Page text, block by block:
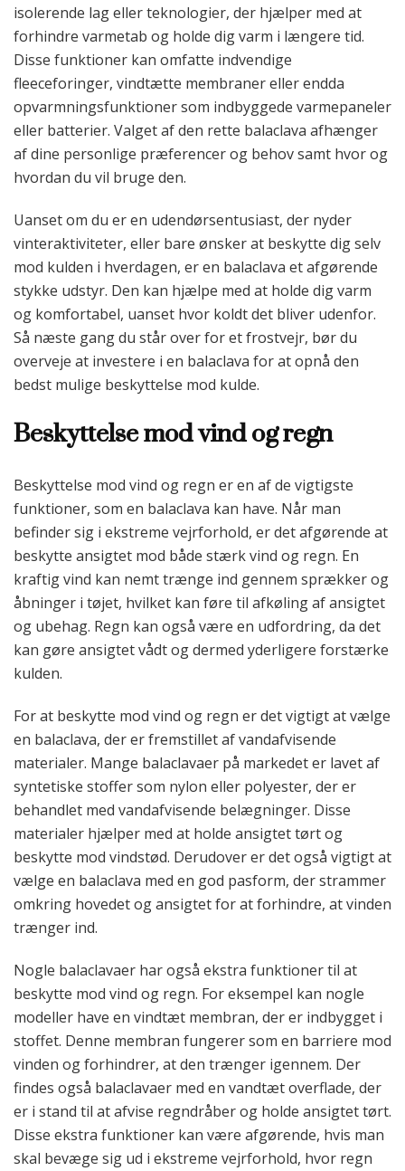
isolerende lag eller teknologier, der hjælper med at
forhindre varmetab og holde dig varm i længere tid.
Disse funktioner kan omfatte indvendige
fleeceforinger, vindtætte membraner eller endda
opvarmningsfunktioner som indbyggede varmepaneler
eller batterier. Valget af den rette balaclava afhænger
af dine personlige præferencer og behov samt hvor og
hvordan du vil bruge den.
Uanset om du er en udendørsentusiast, der nyder
vinteraktiviteter, eller bare ønsker at beskytte dig selv
mod kulden i hverdagen, er en balaclava et afgørende
stykke udstyr. Den kan hjælpe med at holde dig varm
og komfortabel, uanset hvor koldt det bliver udenfor.
Så næste gang du står over for et frostvejr, bør du
overveje at investere i en balaclava for at opnå den
bedst mulige beskyttelse mod kulde.
Beskyttelse mod vind og regn
Beskyttelse mod vind og regn er en af de vigtigste
funktioner, som en balaclava kan have. Når man
befinder sig i ekstreme vejrforhold, er det afgørende at
beskytte ansigtet mod både stærk vind og regn. En
kraftig vind kan nemt trænge ind gennem sprækker og
åbninger i tøjet, hvilket kan føre til afkøling af ansigtet
og ubehag. Regn kan også være en udfordring, da det
kan gøre ansigtet vådt og dermed yderligere forstærke
kulden.
For at beskytte mod vind og regn er det vigtigt at vælge
en balaclava, der er fremstillet af vandafvisende
materialer. Mange balaclavaer på markedet er lavet af
syntetiske stoffer som nylon eller polyester, der er
behandlet med vandafvisende belægninger. Disse
materialer hjælper med at holde ansigtet tørt og
beskytte mod vindstød. Derudover er det også vigtigt at
vælge en balaclava med en god pasform, der strammer
omkring hovedet og ansigtet for at forhindre, at vinden
trænger ind.
Nogle balaclavaer har også ekstra funktioner til at
beskytte mod vind og regn. For eksempel kan nogle
modeller have en vindtæt membran, der er indbygget i
stoffet. Denne membran fungerer som en barriere mod
vinden og forhindrer, at den trænger igennem. Der
findes også balaclavaer med en vandtæt overflade, der
er i stand til at afvise regndråber og holde ansigtet tørt.
Disse ekstra funktioner kan være afgørende, hvis man
skal bevæge sig ud i ekstreme vejrforhold, hvor regn